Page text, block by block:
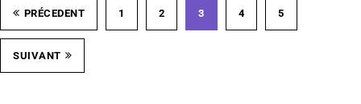
PRÉCEDENT 1 2 3 4 5
SUIVANT